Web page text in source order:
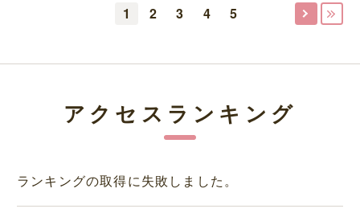
1 2 3 4 5
アクセスランキング
ランキングの取得に失敗しました。